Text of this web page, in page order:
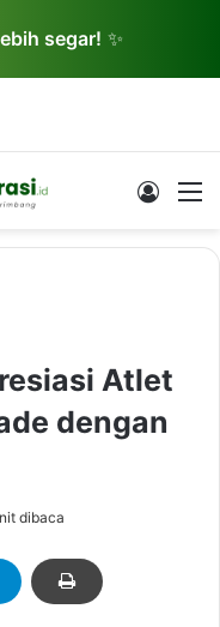
segar! ✨
Log In
Atlet
dengan
dibaca